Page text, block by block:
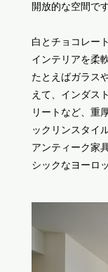
開放的な空間です
白とチョコレー
インテリアを柔
たとえばガラス
えて、インダス
リートなど、重
ックリンスタイ
アンティーク家
シックなヨーロ